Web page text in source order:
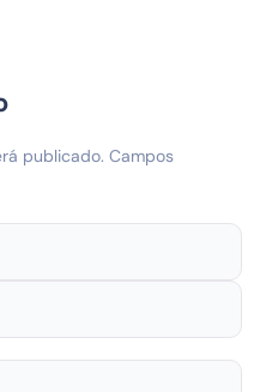
publicado. Campos